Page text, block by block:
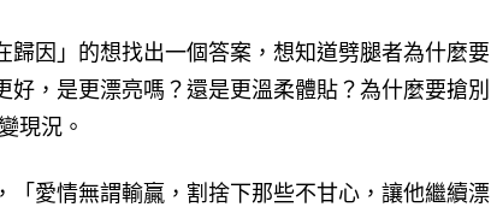
因」的想找出一個答案，想知道劈腿者為什麼要
，是更漂亮嗎？還是更溫柔體貼？為什麼要搶別
現況。
愛情無謂輸贏，割捨下那些不甘心，讓他繼續漂